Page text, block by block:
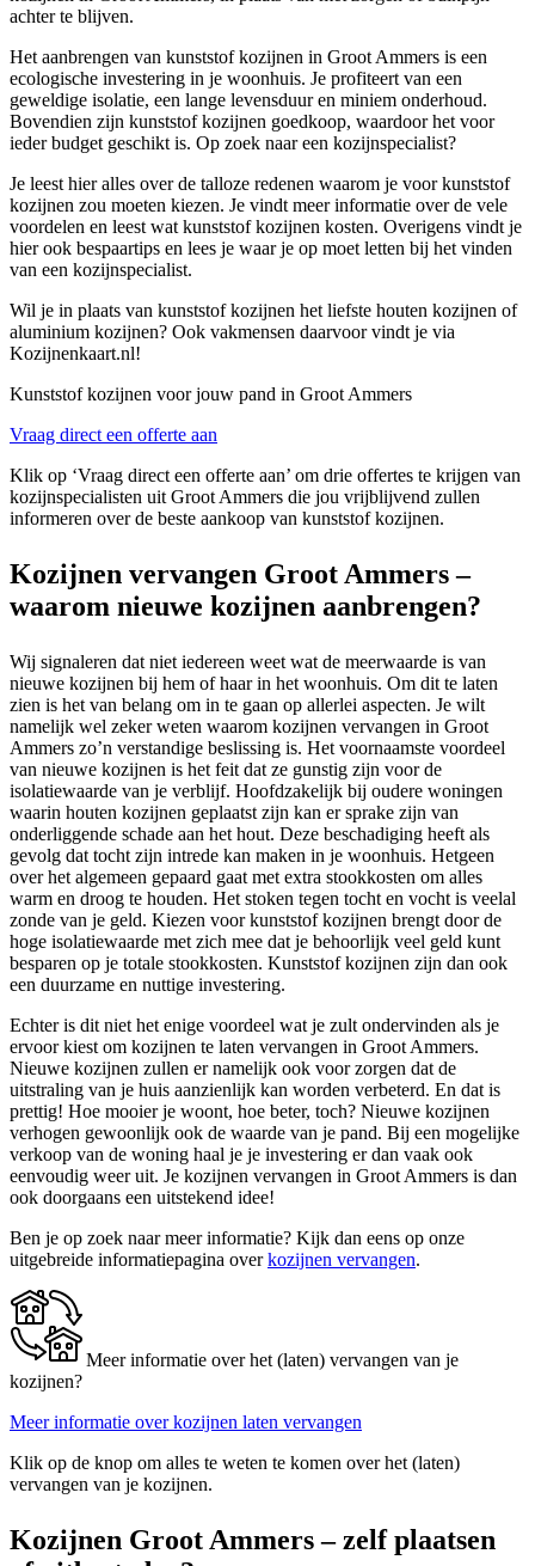
achter te blijven.
Het aanbrengen van kunststof kozijnen in Groot Ammers is een
ecologische investering in je woonhuis. Je profiteert van een
geweldige isolatie, een lange levensduur en miniem onderhoud.
Bovendien zijn kunststof kozijnen goedkoop, waardoor het voor
ieder budget geschikt is. Op zoek naar een kozijnspecialist?
Je leest hier alles over de talloze redenen waarom je voor kunststof
kozijnen zou moeten kiezen. Je vindt meer informatie over de vele
voordelen en leest wat kunststof kozijnen kosten. Overigens vindt je
hier ook bespaartips en lees je waar je op moet letten bij het vinden
van een kozijnspecialist.
Wil je in plaats van kunststof kozijnen het liefste houten kozijnen of
aluminium kozijnen? Ook vakmensen daarvoor vindt je via
Kozijnenkaart.nl!
Kunststof kozijnen voor jouw pand in Groot Ammers
Vraag direct een offerte aan
Klik op ‘Vraag direct een offerte aan’ om drie offertes te krijgen van
kozijnspecialisten uit Groot Ammers die jou vrijblijvend zullen
informeren over de beste aankoop van kunststof kozijnen.
Kozijnen vervangen Groot Ammers –
waarom nieuwe kozijnen aanbrengen?
Wij signaleren dat niet iedereen weet wat de meerwaarde is van
nieuwe kozijnen bij hem of haar in het woonhuis. Om dit te laten
zien is het van belang om in te gaan op allerlei aspecten. Je wilt
namelijk wel zeker weten waarom kozijnen vervangen in Groot
Ammers zo’n verstandige beslissing is. Het voornaamste voordeel
van nieuwe kozijnen is het feit dat ze gunstig zijn voor de
isolatiewaarde van je verblijf. Hoofdzakelijk bij oudere woningen
waarin houten kozijnen geplaatst zijn kan er sprake zijn van
onderliggende schade aan het hout. Deze beschadiging heeft als
gevolg dat tocht zijn intrede kan maken in je woonhuis. Hetgeen
over het algemeen gepaard gaat met extra stookkosten om alles
warm en droog te houden. Het stoken tegen tocht en vocht is veelal
zonde van je geld. Kiezen voor kunststof kozijnen brengt door de
hoge isolatiewaarde met zich mee dat je behoorlijk veel geld kunt
besparen op je totale stookkosten. Kunststof kozijnen zijn dan ook
een duurzame en nuttige investering.
Echter is dit niet het enige voordeel wat je zult ondervinden als je
ervoor kiest om kozijnen te laten vervangen in Groot Ammers.
Nieuwe kozijnen zullen er namelijk ook voor zorgen dat de
uitstraling van je huis aanzienlijk kan worden verbeterd. En dat is
prettig! Hoe mooier je woont, hoe beter, toch? Nieuwe kozijnen
verhogen gewoonlijk ook de waarde van je pand. Bij een mogelijke
verkoop van de woning haal je je investering er dan vaak ook
eenvoudig weer uit. Je kozijnen vervangen in Groot Ammers is dan
ook doorgaans een uitstekend idee!
Ben je op zoek naar meer informatie? Kijk dan eens op onze
uitgebreide informatiepagina overkozijnen vervangen.
Meer informatie over het (laten) vervangen van je
kozijnen?
Meer informatie over kozijnen laten vervangen
Klik op de knop om alles te weten te komen over het (laten)
vervangen van je kozijnen.
Kozijnen Groot Ammers – zelf plaatsen